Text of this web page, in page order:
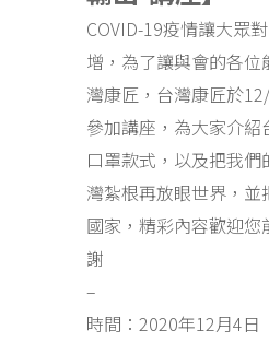
COVID-19疫情讓大眾
增，為了讓與會的各位
灣康匠，台灣康匠於
參加講座，為大家介紹
口罩款式，以及把我
灣紮根再放眼世界，並
國家，精彩內容歡迎您
謝
–
時間：2020年12月4日